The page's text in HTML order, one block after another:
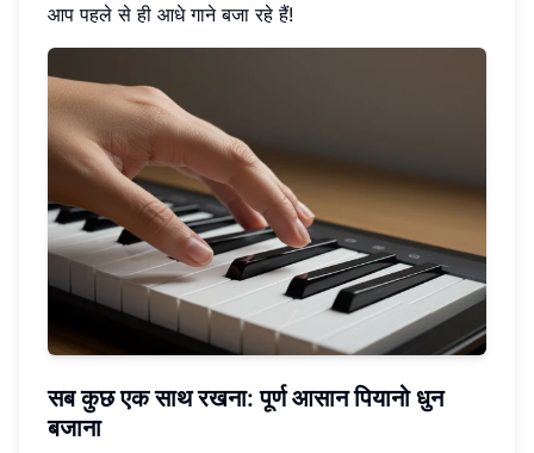
आप पहले से ही आधे गाने बजा रहे हैं!
सब कुछ एक साथ रखना: पूर्ण आसान पियानो धुन
बजाना